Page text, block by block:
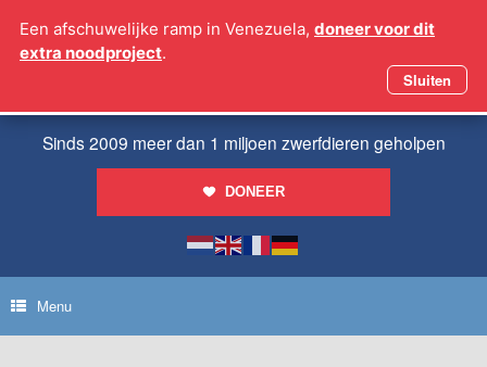
naar
Sinds 2009 meer dan 1 miljoen zwerfdieren geholpen
DONEER
Menu
Een afschuwelijke ramp in Venezuela, doneer voor dit
extra noodproject.
Sluiten